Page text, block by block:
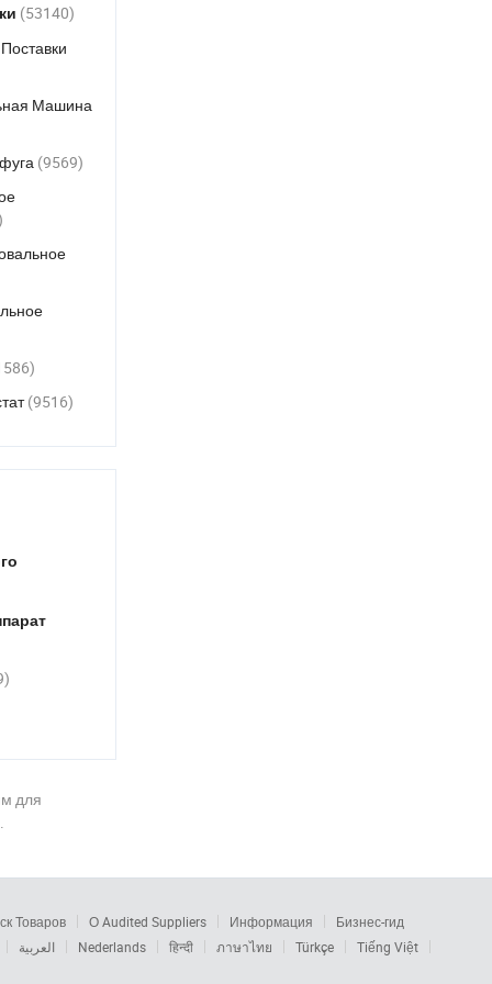
(53140)
Машина
(9569)
(9516)
для
тестирования для испытаний
высоковольтного оборудования
Товаров О Audited Suppliers Информация
Бизнес-гид
العربية Nederlands हिन्दी ภาษาไทย Türkçe
Tiếng Việt